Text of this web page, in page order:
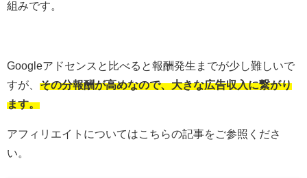
組みです。
Googleアドセンスと比べると報酬発生までが少し難しいで
すが、 その分報酬が高めなので、大きな広告収入に繋がり
ます。
アフィリエイトについてはこちらの記事をご参照くださ
い。